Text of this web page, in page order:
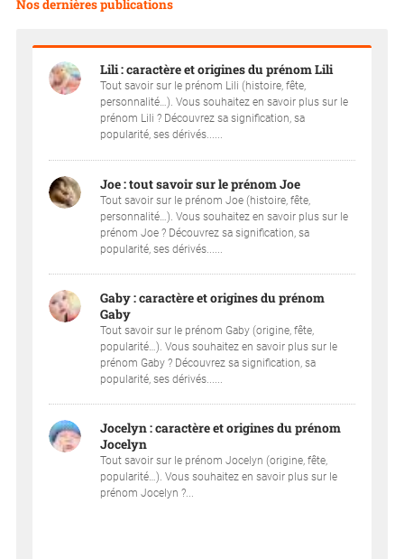
Nos dernières publications
Lili : caractère et origines du prénom Lili
Tout savoir sur le prénom Lili (histoire, fête,
personnalité…). Vous souhaitez en savoir plus sur le
prénom Lili ? Découvrez sa signification, sa
popularité, ses dérivés......
Joe : tout savoir sur le prénom Joe
Tout savoir sur le prénom Joe (histoire, fête,
personnalité…). Vous souhaitez en savoir plus sur le
prénom Joe ? Découvrez sa signification, sa
popularité, ses dérivés......
Gaby : caractère et origines du prénom
Gaby
Tout savoir sur le prénom Gaby (origine, fête,
popularité…). Vous souhaitez en savoir plus sur le
prénom Gaby ? Découvrez sa signification, sa
popularité, ses dérivés......
Jocelyn : caractère et origines du prénom
Jocelyn
Tout savoir sur le prénom Jocelyn (origine, fête,
popularité…). Vous souhaitez en savoir plus sur le
prénom Jocelyn ?...